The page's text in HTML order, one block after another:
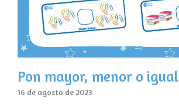
Pon mayor, menor o igual
16 de agosto de 2023